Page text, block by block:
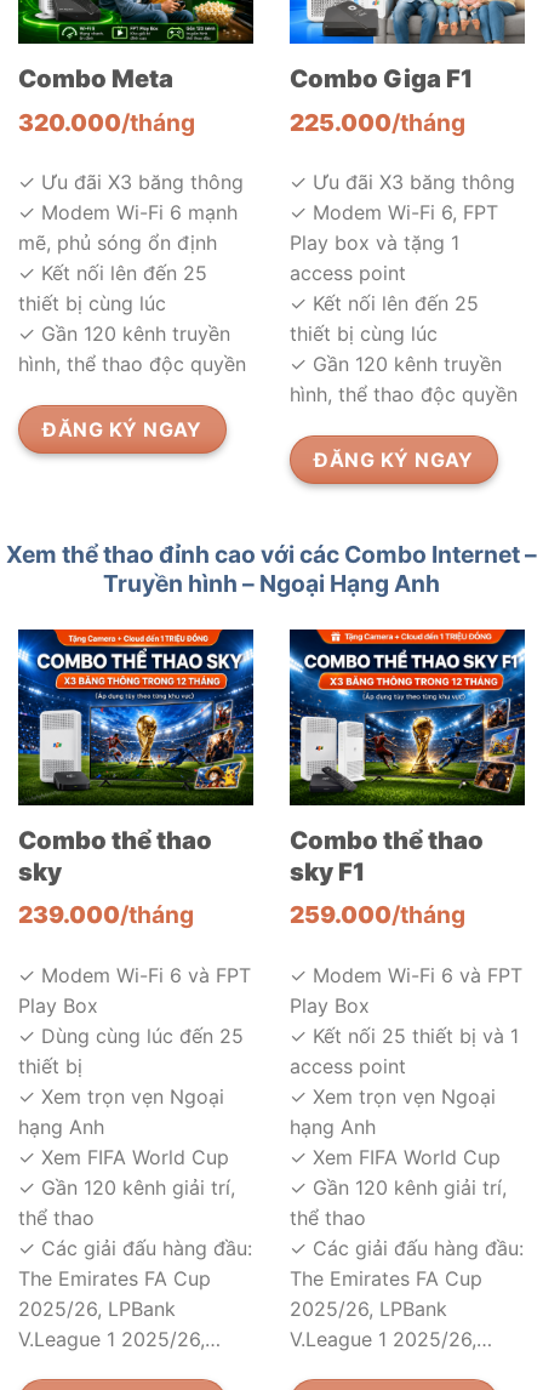
Combo Meta
320.000/tháng
✓ Ưu đãi X3 băng thông
✓ Modem Wi-Fi 6 mạnh
mẽ, phủ sóng ổn định
✓ Kết nối lên đến 25
thiết bị cùng lúc
✓ Gần 120 kênh truyền
hình, thể thao độc quyền
ĐĂNG KÝ NGAY
Combo Giga F1
225.000/tháng
✓ Ưu đãi X3 băng thông
✓ Modem Wi-Fi 6, FPT
Play box và tặng 1
access point
✓ Kết nối lên đến 25
thiết bị cùng lúc
✓ Gần 120 kênh truyền
hình, thể thao độc quyền
ĐĂNG KÝ NGAY
Xem thể thao đỉnh cao với các Combo Internet –
Truyền hình – Ngoại Hạng Anh
Combo thể thao
sky
239.000/tháng
✓ Modem Wi-Fi 6 và FPT
Play Box
✓ Dùng cùng lúc đến 25
thiết bị
✓ Xem trọn vẹn Ngoại
hạng Anh
✓ Xem FIFA World Cup
✓ Gần 120 kênh giải trí,
thể thao
✓ Các giải đấu hàng đầu:
The Emirates FA Cup
2025/26, LPBank
V.League 1 2025/26,…
Combo thể thao
sky F1
259.000/tháng
✓ Modem Wi-Fi 6 và FPT
Play Box
✓ Kết nối 25 thiết bị và 1
access point
✓ Xem trọn vẹn Ngoại
hạng Anh
✓ Xem FIFA World Cup
✓ Gần 120 kênh giải trí,
thể thao
✓ Các giải đấu hàng đầu:
The Emirates FA Cup
2025/26, LPBank
V.League 1 2025/26,…